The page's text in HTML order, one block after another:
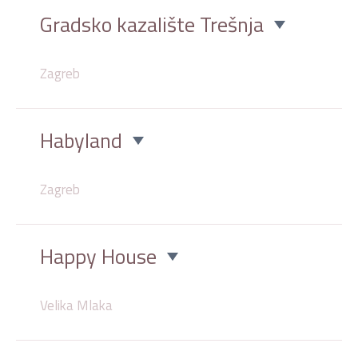
Gradsko kazalište Trešnja
Zagreb
Habyland
Zagreb
Happy House
Velika Mlaka